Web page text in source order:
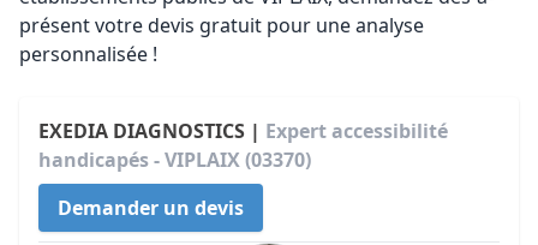
présent votre devis gratuit pour une analyse
personnalisée !
EXEDIA DIAGNOSTICS | Expert accessibilité
handicapés - VIPLAIX (03370)
Demander un devis